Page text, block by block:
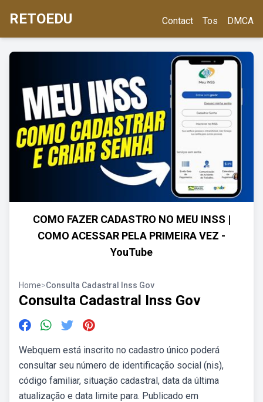
RETOEDU Contact Tos DMCA
COMO FAZER CADASTRO NO MEU INSS |
COMO ACESSAR PELA PRIMEIRA VEZ -
YouTube
Home>Consulta Cadastral Inss Gov
Consulta Cadastral Inss Gov
Webquem está inscrito no cadastro único poderá
consultar seu número de identificação social (nis),
código familiar, situação cadastral, data da última
atualização e data limite para. Publicado em